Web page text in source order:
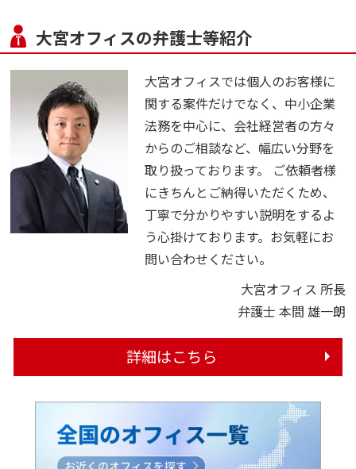
大宮オフィスの弁護士等紹介
大宮オフィスでは個人のお客様に
関する案件だけでなく、中小企業
法務を中心に、会社経営者の方々
からのご相談など、幅広い分野を
取り扱っております。 ご依頼者様
にきちんとご納得いただくため、
丁寧で分かりやすい説明をするよ
う心掛けております。お気軽にお
問い合わせください。
大宮オフィス 所長
弁護士 本間 雄一朗
詳細はこちら